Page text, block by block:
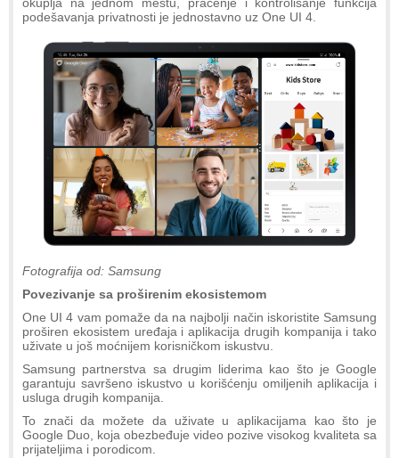
okuplja na jednom mestu, praćenje i kontrolisanje funkcija
podešavanja privatnosti je jednostavno uz One UI 4.
Fotografija od: Samsung
Povezivanje sa proširenim ekosistemom
One UI 4 vam pomaže da na najbolji način iskoristite Samsung
proširen ekosistem uređaja i aplikacija drugih kompanija i tako
uživate u još moćnijem korisničkom iskustvu.
Samsung partnerstva sa drugim liderima kao što je Google
garantuju savršeno iskustvo u korišćenju omiljenih aplikacija i
usluga drugih kompanija.
To znači da možete da uživate u aplikacijama kao što je
Google Duo, koja obezbeđuje video pozive visokog kvaliteta sa
prijateljima i porodicom.